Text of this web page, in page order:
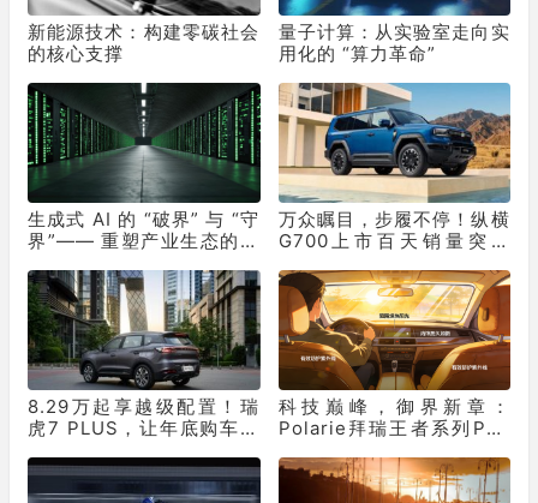
新能源技术：构建零碳社会
的核心支撑
量子计算：从实验室走向实
用化的 “算力革命”
生成式 AI 的 “破界” 与 “守
界”—— 重塑产业生态的双
万众瞩目，步履不停！纵横
G700上市百天销量突破
8.29万起享越级配置！瑞
虎7 PLUS，让年底购车再
科技巅峰，御界新章：
Polarie拜瑞王者系列P70